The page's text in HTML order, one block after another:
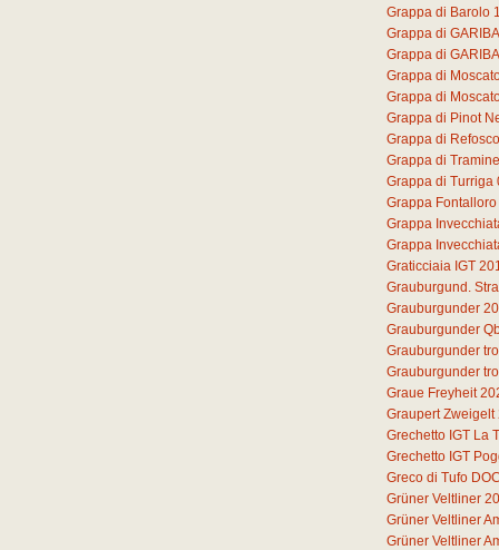
Grappa di Barolo
Grappa di
Grappa di
Grappa di
Grappa di
Grappa di Pinot
Grappa di Refosco
Grappa di
Grappa di Turriga
Grappa
Grappa
Grappa
Graticciaia IGT
Grauburgund.
Grauburgunder
Grauburgunder
Grauburgunder
Grauburgunder
Graue Freyheit
Graupert Zweigelt
Grechetto IGT La
Grechetto IGT
Greco di Tufo
Grüner Veltliner
Grüner Veltliner
Grüner Veltliner